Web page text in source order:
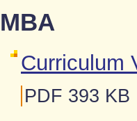
MBA
Curriculum
PDF 393 KB